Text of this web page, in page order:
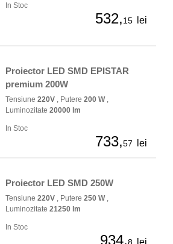
In Stoc
532,15 lei
Proiector LED SMD EPISTAR
premium 200W
Tensiune 220V , Putere 200 W,
Luminozitate 20000 lm
In Stoc
733,57 lei
Proiector LED SMD 250W
Tensiune 220V , Putere 250 W,
Luminozitate 21250 lm
In Stoc
934, lei